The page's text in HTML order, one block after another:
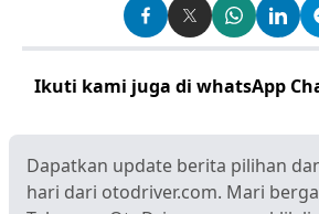
Ikuti kami juga di whatsApp
Dapatkan update berita pilihan
hari dari otodriver.com. Mari